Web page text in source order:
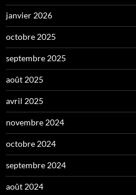
janvier 2026
octobre 2025
septembre 2025
août 2025
avril 2025
novembre 2024
octobre 2024
septembre 2024
août 2024